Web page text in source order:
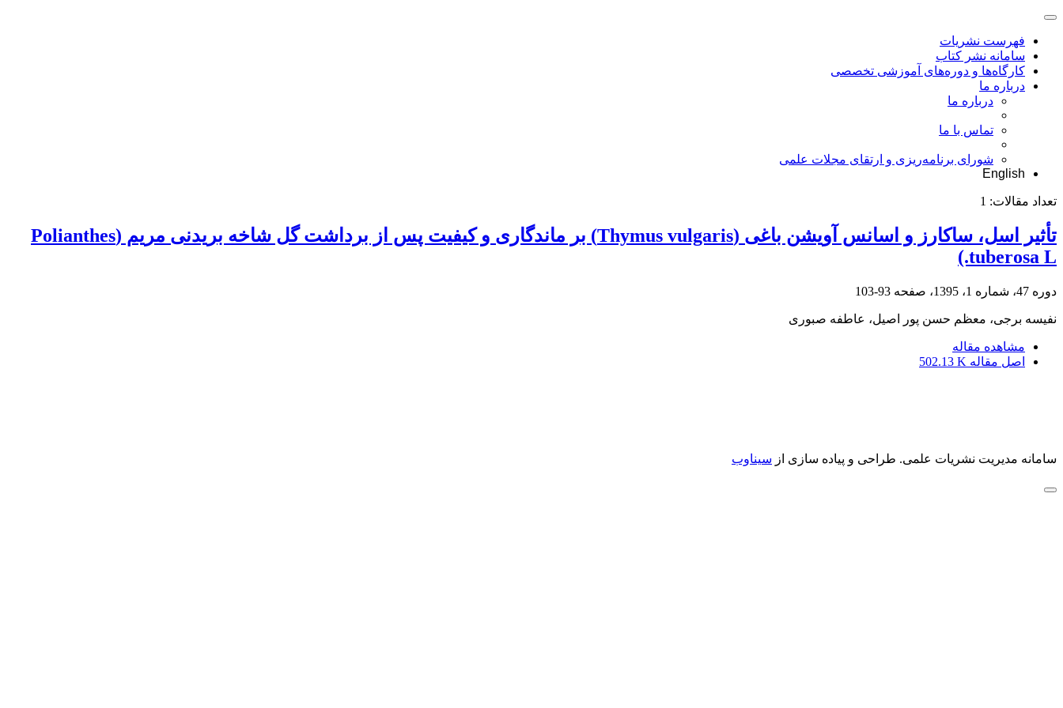
فهرست نشریات
سامانه نشر کتاب
کارگاه‌ها و دوره‌های آموزشی تخصصی
درباره ما
درباره ما
تماس با ما
شورای برنامه‌ریزی و ارتقای مجلات علمی
English
تعداد مقالات: 1
تأثیر اسل، ساکارز و اسانس آویشن باغی (Thymus vulgaris) بر ماندگاری و کیفیت پس از برداشت گل‌ شاخه بریدنی مریم (Polianthes
tuberosa L.)
دوره 47، شماره 1، 1395، صفحه 93-103
نفیسه برجی، معظم حسن پور اصیل، عاطفه صبوری
مشاهده مقاله
اصل مقاله 502.13 K
سامانه مدیریت نشریات علمی. طراحی و پیاده سازی از سیناوب